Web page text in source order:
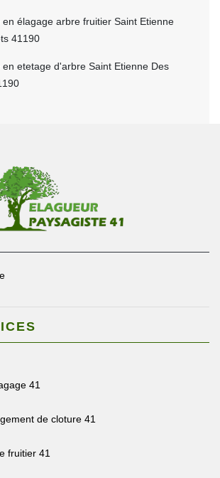
en élagage arbre fruitier Saint Etienne
41190
en etetage d'arbre Saint Etienne Des
41
de cloture 41
fruitier 41